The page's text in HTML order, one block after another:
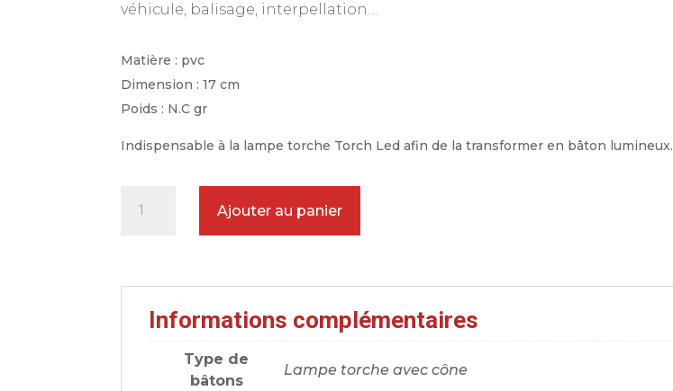
véhicule, balisage, interpellation…
Matière : pvc
Dimension : 17 cm
Poids : N.C gr
Indispensable à la lampe torche Torch Led afin de la transformer en bâton lumineux.
rouge
pour
Ajouter au panier
Informations complémentaires
Type de
bâtons
Lampe torche avec cône